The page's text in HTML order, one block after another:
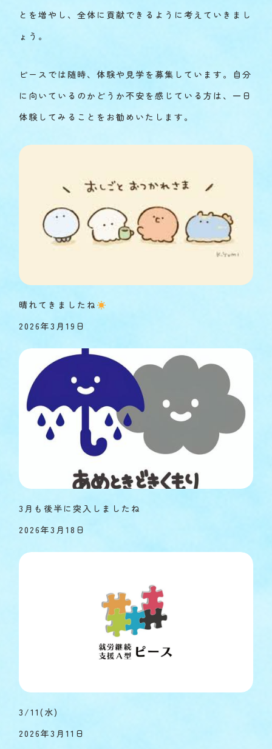
とを増やし、全体に貢献できるように考えていきまし
ょう。
ピースでは随時、体験や見学を募集しています。自分
に向いているのかどうか不安を感じている方は、一日
体験してみることをお勧めいたします。
晴れてきましたね
2026年3月19日
3月も後半に突入しましたね
2026年3月18日
3/11(水)
2026年3月11日